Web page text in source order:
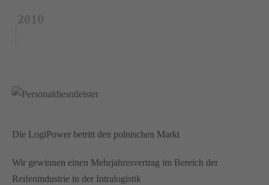
2010
Die LogiPower betritt den polnischen Markt
Wir gewinnen einen Mehrjahresvertrag im Bereich der
Reifenindustrie in der Intralogistik